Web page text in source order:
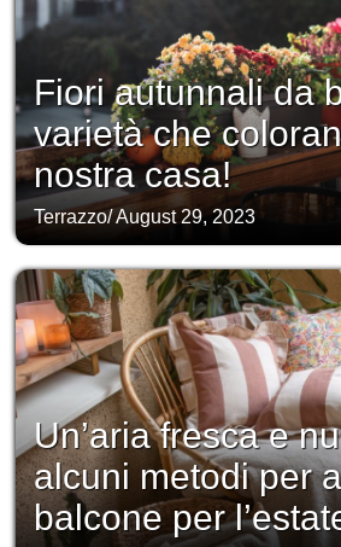
Fiori autunnali da
varietà che
nostra casa!
Terrazzo/August 29, 2023
Un’aria fresca e
alcuni metodi per
balcone per